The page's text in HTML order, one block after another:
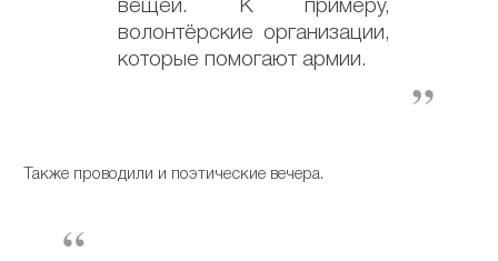
вещей. К примеру,
волонтёрские организации,
которые помогают армии.
Также проводили и поэтические вечера.